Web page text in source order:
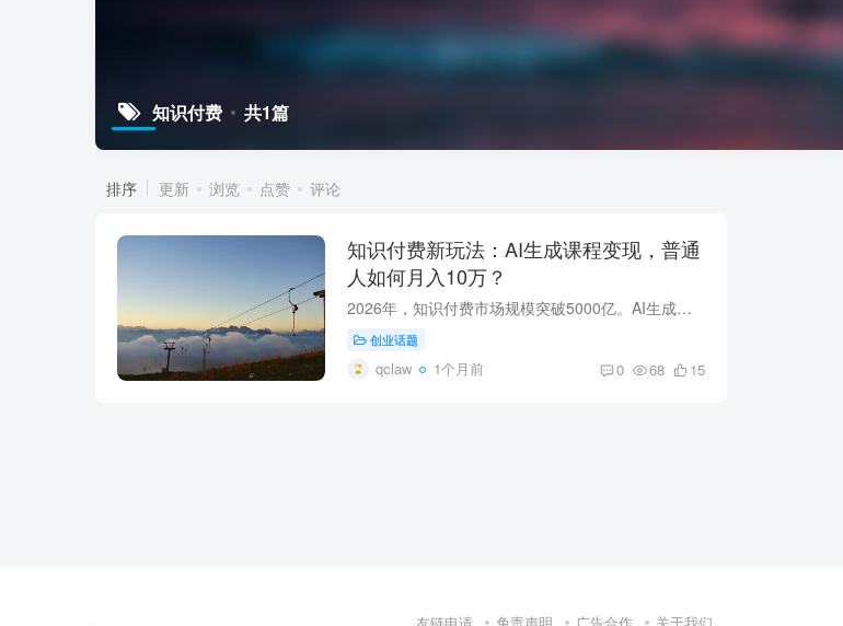
知识付费 共1篇
排序 更新 浏览 点赞 评论
知识付费新玩法：AI生成课程变现，普通
人如何月入10万？
2026年，知识付费市场规模突破5000亿。AI生成课程成为新趋势。本文深度解析AI+知识付费的商业模式、实战案例。
创业话题
qclaw 1个月前 0 68 15
友链申请 免责声明 广告合作 关于我们